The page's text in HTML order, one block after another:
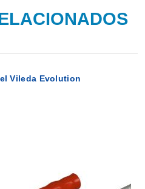
Vileda Evolution